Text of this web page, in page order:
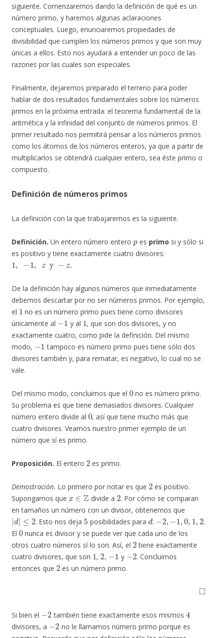
siguiente. Comenzaremos dando la definición de qué es un
número primo, y haremos algunas aclaraciones
conceptuales. Luego, enunciaremos propiedades de
divisibilidad que cumplen los números primos y que son muy
únicas a ellos. Esto nos ayudará a entender un poco de las
razones por las cuales son especiales.
Finalmente, dejaremos preparado el terreno para poder
hablar de dos resultados fundamentales sobre los números
primos en la próxima entrada: el teorema fundamental de la
aritmética y la infinidad del conjunto de números primos. El
primer resultado nos permitirá pensar a los números primos
como los átomos de los números enteros, ya que a partir de
multiplicarlos se obtendrá cualquier entero, sea éste primo o
compuesto.
Definición de números primos
La definición con la que trabajaremos es la siguiente.
Definición. Un entero número entero es primo si y sólo si
es positivo y tiene exactamente cuatro divisores:
1, −1,zy− z.
De la definición hay algunos números que inmediatamente
debemos descartar por no ser números primos. Por ejemplo,
el
1
no es un número primo pues tiene como divisores
únicamente al
−1
y al
1
, que son dos divisores, y no
exactamente cuatro, como pide la definición. Del mismo
modo,
−1
tampoco es número primo pues tiene sólo dos
divisores también y, para rematar, es negativo, lo cual no se
vale.
Del mismo modo, concluimos que el
0
no es número primo.
Su problema es que tiene demasiados divisores. Cualquier
número entero divide al
0
, así que tiene mucho más que
cuatro divisores. Veamos nuestro primer ejemplo de un
número que sí es primo.
Proposición. El entero
2
es primo.
Demostración. Lo primero por notar es que
2
es positivo.
Supongamos que
x∈Z
divide a
2
. Por cómo se comparan
en tamaños un número con un divisor, obtenemos que
|d|≤2
. Esto nos deja
5
posibilidades para
d
:
−2,− 1,0,1
.
El
0
nunca es divisor y se puede ver que cada uno de los
otros cuatro números sí lo son. Así, el
2
tiene exactamente
cuatro divisores, que son
1
,
2
,
−1
y
− 2
. Concluimos
entonces que
2
es un número primo.
◻
Si bien el
2
también tiene exactamente esos mismos
divisores, a
− 2
no le llamamos número primo porque es